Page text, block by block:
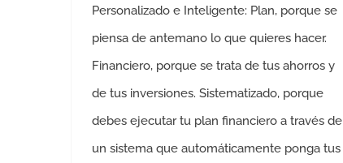
Personalizado e Inteligente: Plan, porque se
piensa de antemano lo que quieres hacer.
Financiero, porque se trata de tus ahorros y
de tus inversiones. Sistematizado, porque
debes ejecutar tu plan financiero a través de
un sistema que automáticamente ponga tus